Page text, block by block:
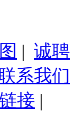
| 诚聘
系我们
接 |